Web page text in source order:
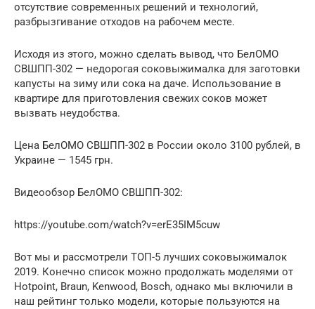
отсутствие современных решений и технологий,
разбрызгивание отходов на рабочем месте.
Исходя из этого, можно сделать вывод, что БелОМО
СВШПП-302 — недорогая соковыжималка для заготовки
капусты на зиму или сока на даче. Использование в
квартире для приготовления свежих соков может
вызвать неудобства.
Цена БелОМО СВШПП-302 в России около 3100 рублей, в
Украине — 1545 грн.
Видеообзор БелОМО СВШПП-302:
https://youtube.com/watch?v=erE35IM5cuw
Вот мы и рассмотрели ТОП-5 лучших соковыжималок
2019. Конечно список можно продолжать моделями от
Hotpoint, Braun, Kenwood, Bosch, однако мы включили в
наш рейтинг только модели, которые пользуются на